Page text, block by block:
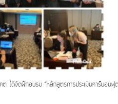
ด้จัดฝึกอบรม “หลักสูตรการประเมินคาร์บอ